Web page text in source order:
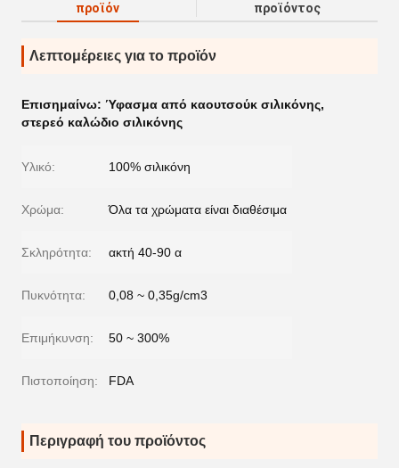
προϊόν
προϊόντος
Λεπτομέρειες για το προϊόν
Επισημαίνω: Ύφασμα από καουτσούκ σιλικόνης,
στερεό καλώδιο σιλικόνης
Υλικό: 100% σιλικόνη
Χρώμα: Όλα τα χρώματα είναι διαθέσιμα
Σκληρότητα: ακτή 40-90 α
Πυκνότητα: 0,08 ~ 0,35g/cm3
Επιμήκυνση: 50 ~ 300%
Πιστοποίηση: FDA
Περιγραφή του προϊόντος